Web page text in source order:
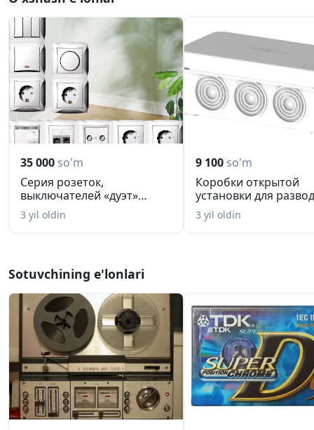
35 000 so'm
Серия розеток,
выключателей «дуэт»
шнейдр электрик...
3 yil oldin
9 100 so'm
Коробки открытой
установки для
кабеля кр2...
3 yil oldin
Sotuvchining e'lonlari